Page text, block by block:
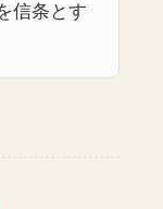
信条とす